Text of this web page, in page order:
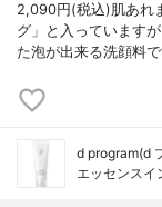
2,090円(税込)肌あれ
グ」と入っています
た泡が出来る洗顔料
d program(d
エッセンスイ